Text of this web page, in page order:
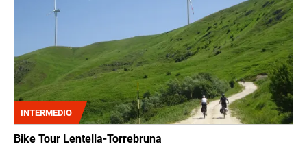
INTERMEDIO
Bike Tour Lentella-Torrebruna